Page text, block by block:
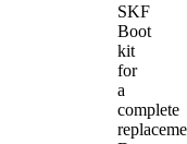
SKF
Boot
kit
for
a
complete